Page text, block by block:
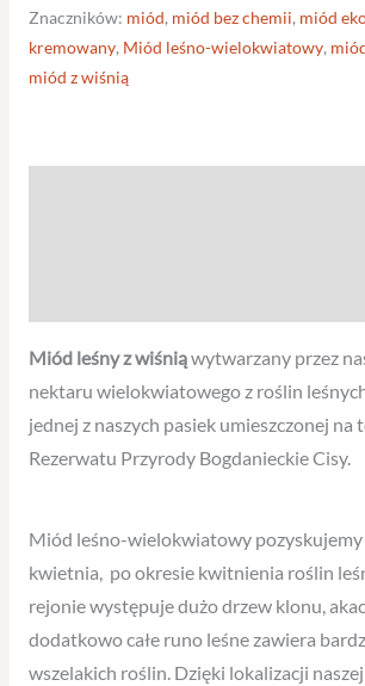
Znaczników: miód, miód bez chemii, miód
kremowany, Miód leśno-wielokwiatowy,
miód z wiśnią
Miód leśny z wiśniąwytwarzany przez
nektaru wielokwiatowego z roślin
jednej z naszych pasiek umieszczonej na
Rezerwatu Przyrody Bogdanieckie Cisy.
Miód leśno-wielokwiatowy pozyskujemy
kwietnia, po okresie kwitnienia roślin
rejonie występuje dużo drzew klonu,
dodatkowo całe runo leśne zawiera
wszelakich roślin. Dzięki lokalizacji